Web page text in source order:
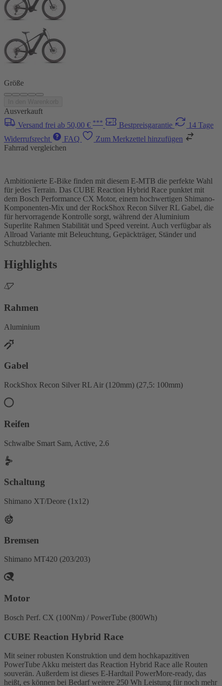
Größe
Ausverkauft
Versand frei ab 50,00 € *** Bestpreisgarantie
14 Tage
Widerrufsrecht
FAQ
Zum Merkzettel hinzufügen
Fahrrad vergleichen
Ambitionierte E-Bike finden mit diesem E-MTB die perfekte Wahl
für jedes Terrain. Das CUBE Reaction Hybrid Race punktet mit
dem Bosch Performance CX Motor, einem hochwertigen Shimano-
Komponenten-Mix und der RockShox Recon Silver RL Gabel, die
für hervorragende Kontrolle sorgt, während der Aluminium
Superlite Rahmen Stabilität und Speed vereint. Auch verfügbar als
Allroad Variante mit Beleuchtung, Gepäckträger, Ständer und
Schutzblechen.
Highlights
Rahmen
Aluminium
Gabel
RockShox Recon Silver RL Air (120mm) (27,5: 100mm)
Reifen
Schwalbe Smart Sam, Active, 2.6
Schaltung
Shimano XT/Deore (1x12)
Bremsen
Shimano MT420 (203/203)
Motor
Bosch Perf. CX (100Nm) / PowerTube (800Wh)
CUBE Reaction Hybrid Race
Mit seiner robusten Konstruktion und dem hochkapazitiven
PowerTube Akku meistert das Reaction Hybrid Race alle Routen
souverän. Außerdem ist dieses E-Hardtail PowerMore-ready, das
heißt, es können bei Bedarf weitere 250 Wh Leistung für noch mehr